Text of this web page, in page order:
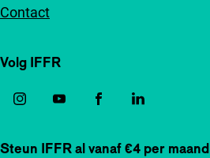
Contact
Volg IFFR
Steun IFFR al vanaf €4 per maand